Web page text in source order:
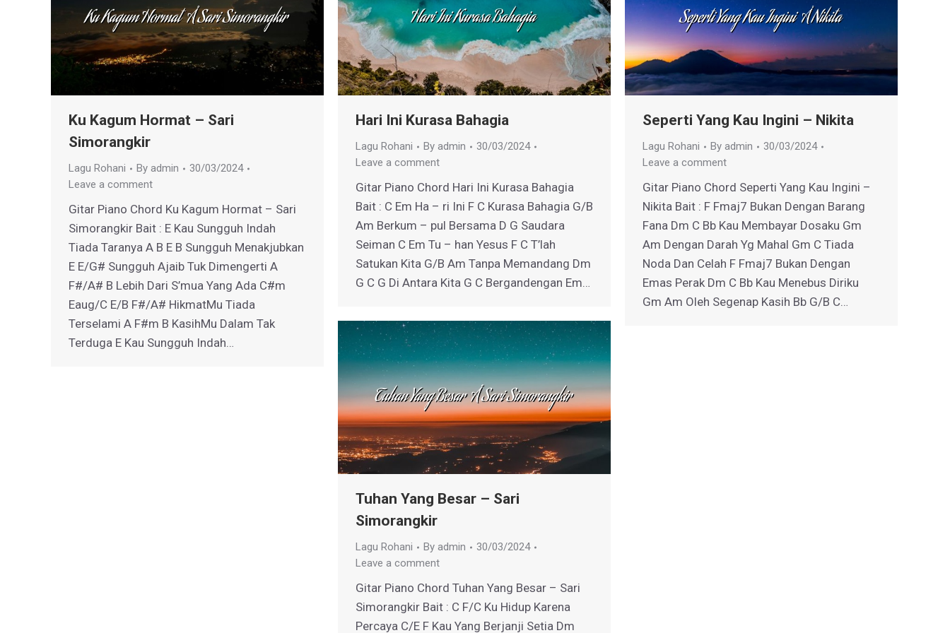
Ku Kagum Hormat – Sari
Simorangkir
Lagu Rohani By admin
30/03/2024
Leave a comment
Gitar Piano Chord Ku Kagum Hormat – Sari
Simorangkir Bait : E Kau Sungguh Indah
Tiada Taranya A B E B Sungguh Menakjubkan
E E/G# Sungguh Ajaib Tuk Dimengerti A
F#/A# B Lebih Dari S’mua Yang Ada C#m
Eaug/C E/B F#/A# HikmatMu Tiada
Terselami A F#m B KasihMu Dalam Tak
Terduga E Kau Sungguh Indah…
Hari Ini Kurasa Bahagia
Lagu Rohani By admin
30/03/2024
Leave a comment
Gitar Piano Chord Hari Ini Kurasa Bahagia
Bait : C Em Ha – ri Ini F C Kurasa Bahagia G/B
Am Berkum – pul Bersama D G Saudara
Seiman C Em Tu – han Yesus F C T’lah
Satukan Kita G/B Am Tanpa Memandang Dm
G C G Di Antara Kita G C Bergandengan Em…
Seperti Yang Kau Ingini – Nikita
Lagu Rohani By admin
30/03/2024
Leave a comment
Gitar Piano Chord Seperti Yang Kau Ingini –
Nikita Bait : F Fmaj7 Bukan Dengan Barang
Fana Dm C Bb Kau Membayar Dosaku Gm
Am Dengan Darah Yg Mahal Gm C Tiada
Noda Dan Celah F Fmaj7 Bukan Dengan
Emas Perak Dm C Bb Kau Menebus Diriku
Gm Am Oleh Segenap Kasih Bb G/B C…
Tuhan Yang Besar – Sari
Simorangkir
Lagu Rohani By admin
30/03/2024
Leave a comment
Gitar Piano Chord Tuhan Yang Besar – Sari
Simorangkir Bait : C F/C Ku Hidup Karena
Percaya C/E F Kau Yang Berjanji Setia Dm